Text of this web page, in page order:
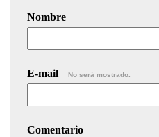
Nombre
E-mail No será mostrado.
Comentario